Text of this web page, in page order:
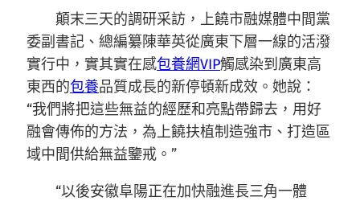
顛末三天的調研采訪，上饒市融媒體中間黨
委副書記、總編纂陳華英從廣東下層一線的活潑
實行中，實其實在感包養網VIP觸感染到廣東高
東西的包養品質成長的新停頓新成效。她說：
“我們將把這些無益的經歷和亮點帶歸去，用好
融會傳佈的方法，為上饒扶植制造強市、打造區
域中間供給無益鑒戒。”
“以後安徽阜陽正在加快融進長三角一體